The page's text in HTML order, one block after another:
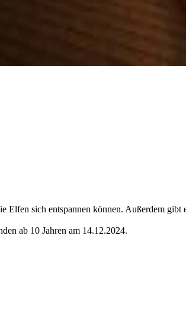
Elfen sich entspannen können. Außerdem
ab 10 Jahren am 14.12.2024.